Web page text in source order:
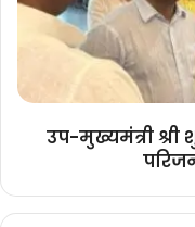
ने
श्री
को
बंधाया
उप-मुख्यमंत्री श्री